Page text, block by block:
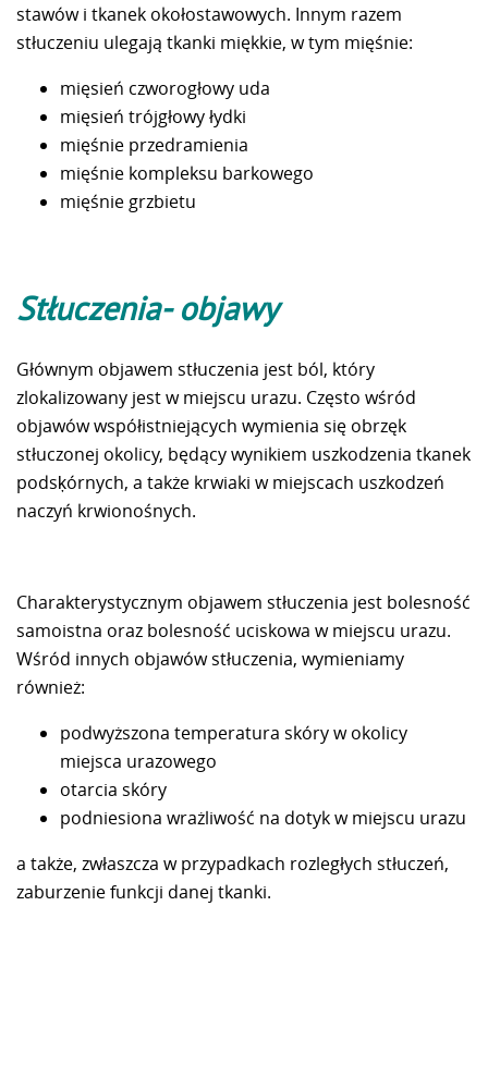
stawów i tkanek okołostawowych. Innym razem
stłuczeniu ulegają tkanki miękkie, w tym mięśnie:
mięsień czworogłowy uda
mięsień trójgłowy łydki
mięśnie przedramienia
mięśnie kompleksu barkowego
mięśnie grzbietu
Stłuczenia- objawy
Głównym objawem stłuczenia jest ból, który
zlokalizowany jest w miejscu urazu. Często wśród
objawów współistniejących wymienia się obrzęk
stłuczonej okolicy, będący wynikiem uszkodzenia tkanek
podsķórnych, a także krwiaki w miejscach uszkodzeń
naczyń krwionośnych.
Charakterystycznym objawem stłuczenia jest bolesność
samoistna oraz bolesność uciskowa w miejscu urazu.
Wśród innych objawów stłuczenia, wymieniamy
również:
podwyższona temperatura skóry w okolicy
miejsca urazowego
otarcia skóry
podniesiona wrażliwość na dotyk w miejscu urazu
a także, zwłaszcza w przypadkach rozległych stłuczeń,
zaburzenie funkcji danej tkanki.